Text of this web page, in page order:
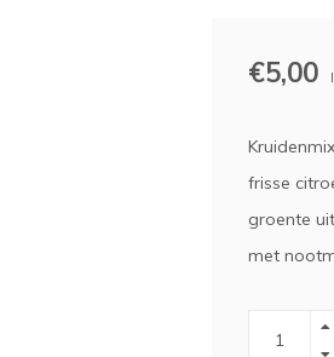
€5,00
frisse
groente
met